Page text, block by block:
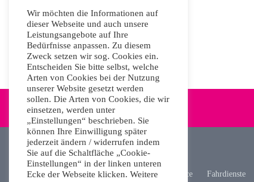
Unsere Arbeit Aktuelles Service Fahrdienste
Wir möchten die Informationen auf
dieser Webseite und auch unsere
Leistungsangebote auf Ihre
Bedürfnisse anpassen. Zu diesem
Zweck setzen wir sog. Cookies ein.
Entscheiden Sie bitte selbst, welche
Arten von Cookies bei der Nutzung
unserer Website gesetzt werden
sollen. Die Arten von Cookies, die wir
einsetzen, werden unter
„Einstellungen“ beschrieben. Sie
können Ihre Einwilligung später
jederzeit ändern / widerrufen indem
Sie auf die Schaltfläche „Cookie-
Einstellungen“ in der linken unteren
Ecke der Webseite klicken. Weitere